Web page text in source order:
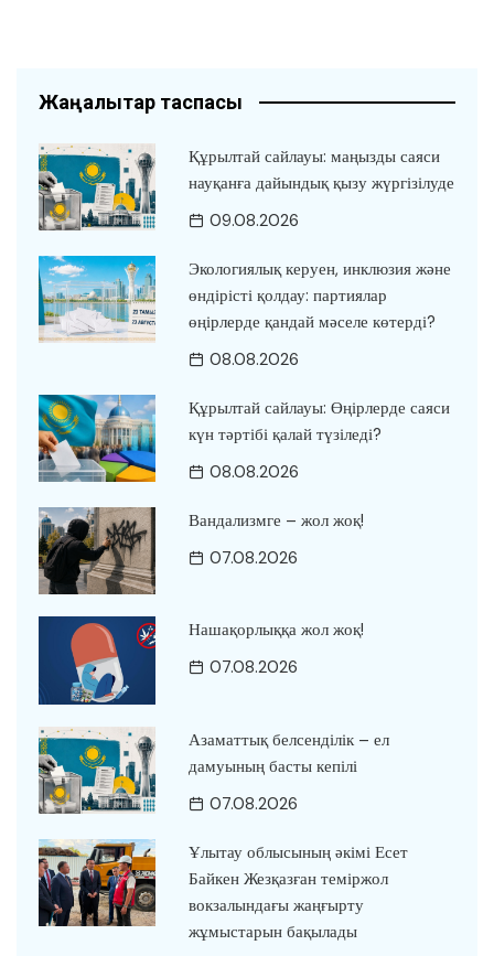
Жаңалықтар таспасы
Құрылтай сайлауы: маңызды саяси
науқанға дайындық қызу жүргізілуде
09.08.2026
Экологиялық керуен, инклюзия және
өндірісті қолдау: партиялар
өңірлерде қандай мәселе көтерді?
08.08.2026
Құрылтай сайлауы: Өңірлерде саяси
күн тәртібі қалай түзіледі?
08.08.2026
Вандализмге – жол жоқ!
07.08.2026
Нашақорлыққа жол жоқ!
07.08.2026
Азаматтық белсенділік – ел
дамуының басты кепілі
07.08.2026
Ұлытау облысының әкімі Есет
Байкен Жезқазған теміржол
вокзалындағы жаңғырту
жұмыстарын бақылады